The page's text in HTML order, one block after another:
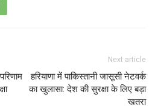
Next article
हरियाणा में पाकिस्तानी जासूसी नेटवर्क
का खुलासा: देश की सुरक्षा के लिए बड़ा
खतरा